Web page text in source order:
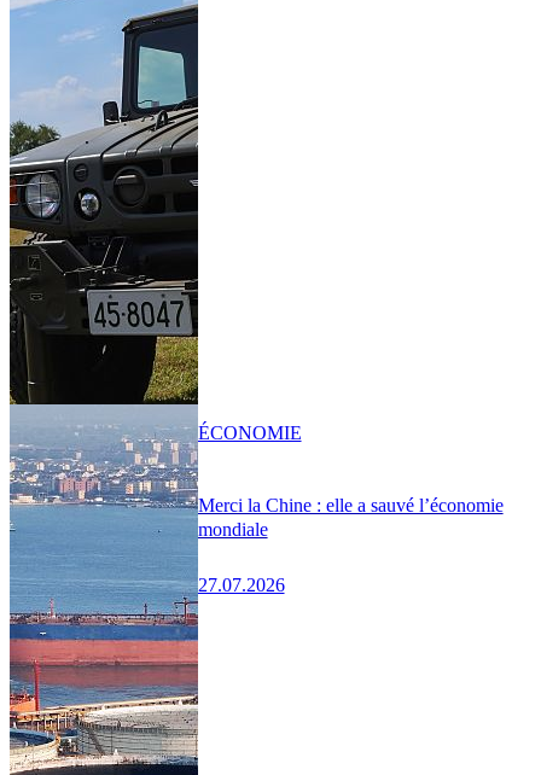
Merci la Chine : elle a sauvé l’économie
mondiale
27.07.2026
ÉCONOMIE